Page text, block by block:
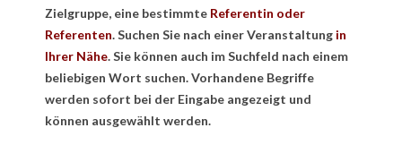
Zielgruppe, eine bestimmte Referentin oder
Referenten. Suchen Sie nach einer Veranstaltung in
Ihrer Nähe. Sie können auch im Suchfeld nach einem
beliebigen Wort suchen. Vorhandene Begriffe
werden sofort bei der Eingabe angezeigt und
können ausgewählt werden.